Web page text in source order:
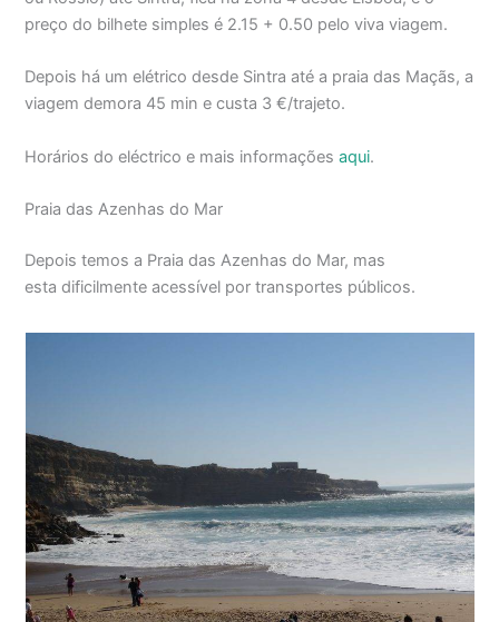
preço do bilhete simples é 2.15 + 0.50 pelo viva viagem.
Depois há um elétrico desde Sintra até a praia das Maçãs, a
viagem demora 45 min e custa 3 €/trajeto.
Horários do eléctrico e mais informaçõesaqui.
Praia das Azenhas do Mar
Depois temos a Praia das Azenhas do Mar, mas
esta dificilmente acessível por transportes públicos.